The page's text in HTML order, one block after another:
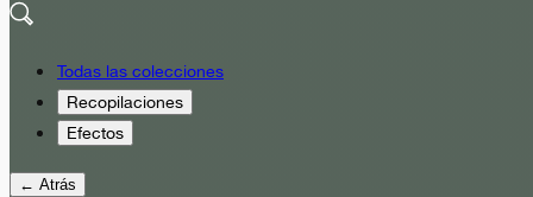
Todas las colecciones
Recopilaciones
Efectos
← Atrás